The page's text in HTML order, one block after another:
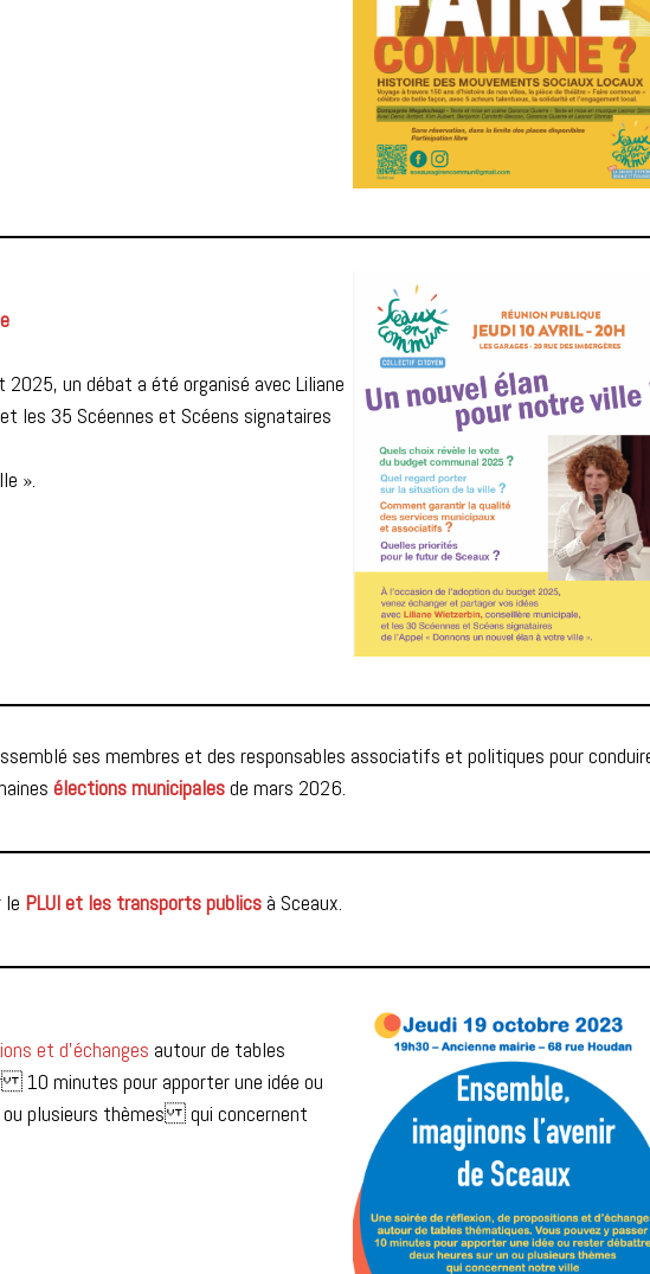
2025, un débat a été organisé avec Liliane
les 35 Scéennes et Scéens signataires
».
ses membres et des responsables associatifs et politiques pour
élections municipalesde mars 2026.
le PLUI et les transports publics à Sceaux.
et d’échanges autour de tables
10 minutes pour apporter une idée ou
ou plusieurs thèmes qui concernent